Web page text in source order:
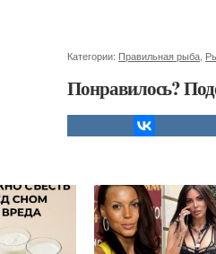
Категории: Правильная рыба
Понравилось?